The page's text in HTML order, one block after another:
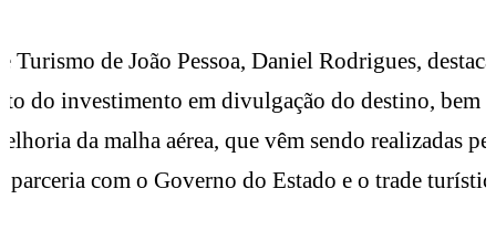
Turismo de João Pessoa, Daniel Rodrigues,
do investimento em divulgação do destino, bem
da malha aérea, que vêm sendo realizadas
parceria com o Governo do Estado e o trade